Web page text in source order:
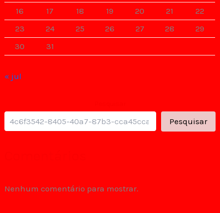
16 17 18 19 20 21
22
23
24 25 26 27 28
29
30
31
« jul
Pesquisar
Nenhum comentário para mostrar.